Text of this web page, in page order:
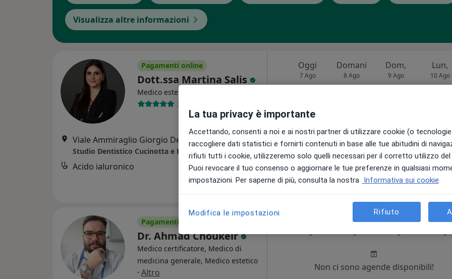
Visualizza altre informazioni
Pagamenti online
Dott.ssa Martina Salis
Medico estetico
30 recensioni
Viale Ammiraglio Giorgio Des Geneys, 14 c rosso, Genova •Mappa
Studio Dentistico Cucinotta e Brancato
Acido ialuronico 250 €
Oggi
7 Ago
Domani
8 Ago
Dom,
9 Ago
Lun,
10 Ago
Non ci sono agende disponibili!
Chiedi di attivare le prenotazioni online
Pagamenti online
Dr. Ahmad Choukeir
Medico certificatore, Medico di
medicina generale, Medico estetico
· Altro
Domani Dom, Lun,
Non ci sono agende disponibili!
La tua privacy è importante
Accettando, consenti a noi e ai nostri partner di utilizzare cookie (o
raccogliere dati statistici e fornirti contenuti in base alle tue abitudini di
rifiuti tutti i cookie, utilizzeremo solo quelli necessari per il corretto utilizzo
Puoi revocare il tuo consenso o aggiornare le tue preferenze in qualsiasi
impostazioni. Per saperne di più, consulta la nostra Informativa sui cookie
Modifica le impostazioni Rifiuto